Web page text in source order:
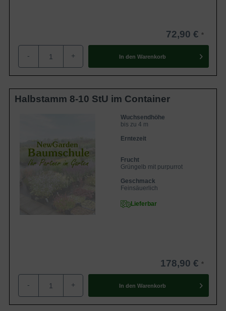
72,90 €
- + In den Warenkorb
Halbstamm 8-10 StU im Container
Wuchsendhöhe
bis zu 4 m
Erntezeit
Frucht
Grüngelb mit purpurrot
Geschmack
Feinsäuerlich
Lieferbar
178,90 €
- + In den Warenkorb